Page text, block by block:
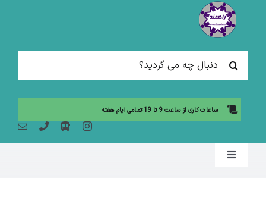
جستجو
برای:
ساعات کاری از ساعت 9 تا 19 تمامی ایام هفته
Toggle